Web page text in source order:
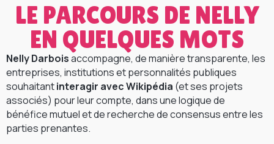
LE PARCOURS DE NELLY
EN QUELQUES MOTS
Nelly Darboisaccompagne, de manière transparente, les
entreprises, institutions et personnalités publiques
souhaitantinteragir avec Wikipédia (et ses projets
associés) pour leur compte, dans une logique de
bénéfice mutuel et de recherche de consensus entre les
parties prenantes.